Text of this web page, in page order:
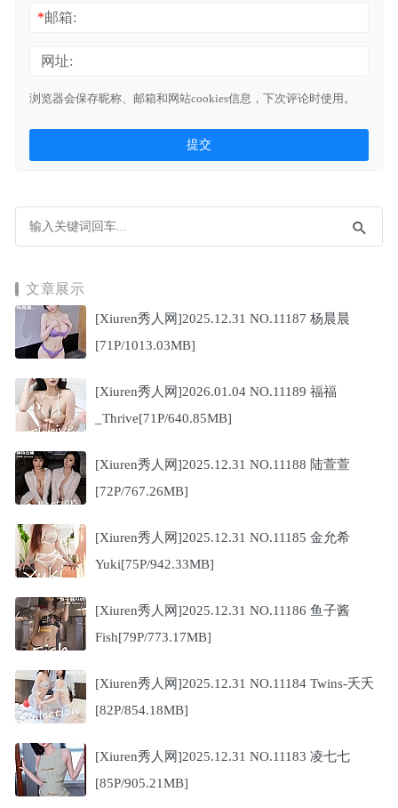
*邮箱:
网址:
浏览器会保存昵称、邮箱和网站cookies信息，下次评论时使用。
文章展示
[Xiuren秀人网]2025.12.31 NO.11187 杨晨晨
[71P/1013.03MB]
[Xiuren秀人网]2026.01.04 NO.11189 福福
_Thrive[71P/640.85MB]
[Xiuren秀人网]2025.12.31 NO.11188 陆萱萱
[72P/767.26MB]
[Xiuren秀人网]2025.12.31 NO.11185 金允希
Yuki[75P/942.33MB]
[Xiuren秀人网]2025.12.31 NO.11186 鱼子酱
Fish[79P/773.17MB]
[Xiuren秀人网]2025.12.31 NO.11184 Twins-夭夭
[82P/854.18MB]
[Xiuren秀人网]2025.12.31 NO.11183 凌七七
[85P/905.21MB]